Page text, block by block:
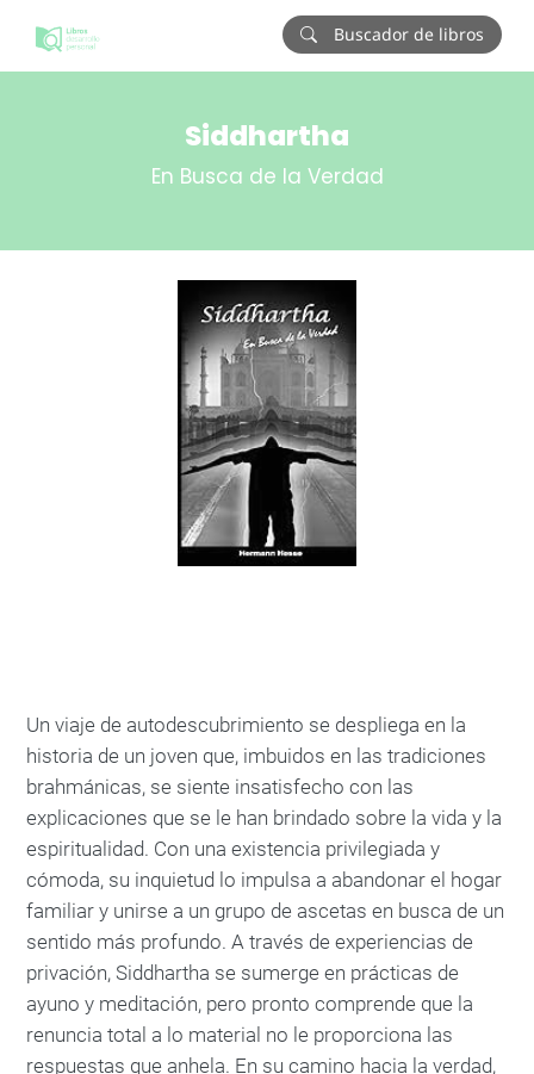
Buscador de libros
Siddhartha
En Busca de la Verdad
Un viaje de autodescubrimiento se despliega en la
historia de un joven que, imbuidos en las tradiciones
brahmánicas, se siente insatisfecho con las
explicaciones que se le han brindado sobre la vida y la
espiritualidad. Con una existencia privilegiada y
cómoda, su inquietud lo impulsa a abandonar el hogar
familiar y unirse a un grupo de ascetas en busca de un
sentido más profundo. A través de experiencias de
privación, Siddhartha se sumerge en prácticas de
ayuno y meditación, pero pronto comprende que la
renuncia total a lo material no le proporciona las
respuestas que anhela. En su camino hacia la verdad,